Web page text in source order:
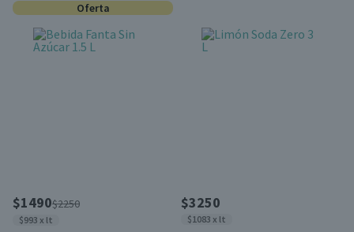
Oferta
$1490$2250
$993 x lt
$3250
$1083 x lt